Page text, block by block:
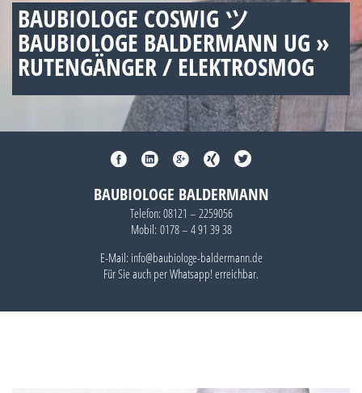
BAUBIOLOGE COSWIG ツ
BAUBIOLOGE BALDERMANN UG »
RUTENGÄNGER / ELEKTROSMOG
BAUBIOLOGE BALDERMANN
Telefon: 08121 – 2259056
Mobil: 0178 – 4 91 39 38
E-Mail: info@baubiologe-baldermann.de
Für Sie auch perWhatsapp!erreichbar.